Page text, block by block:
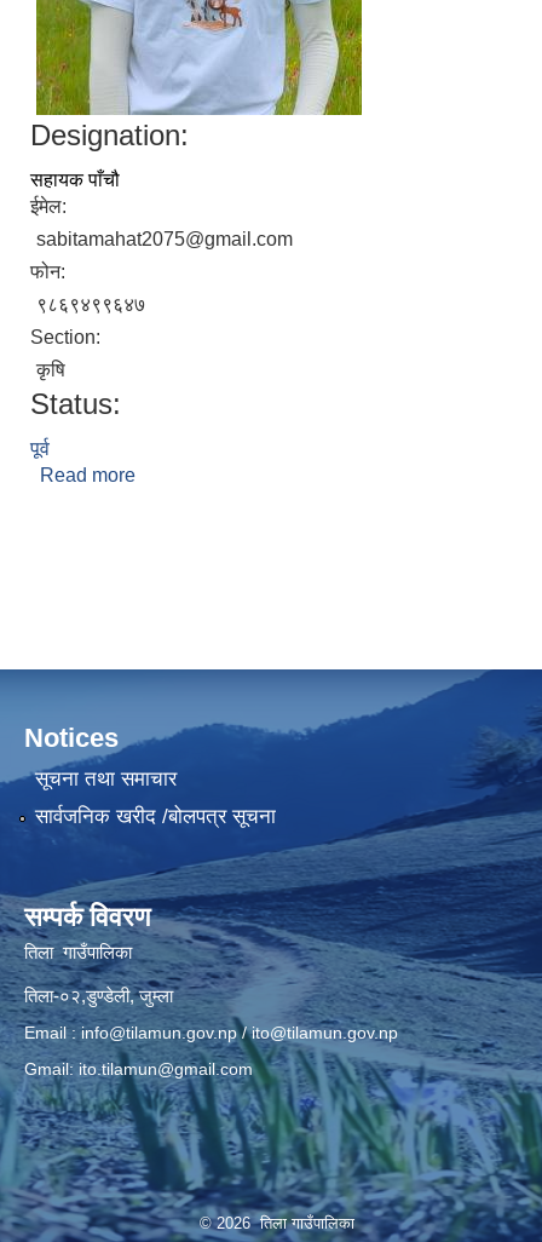
Designation:
सहायक पाँचौ
ईमेल:
sabitamahat2075@gmail.com
फोन:
९८६९४९९६४७
Section:
कृषि
Status:
पूर्व
Read more
Notices
सूचना तथा समाचार
सार्वजनिक खरीद /बोलपत्र सूचना
सम्पर्क विवरण
तिला गाउँपालिका
तिला-०२,डुण्डेली, जुम्ला
Email : info@tilamun.gov.np/ito@tilamun.gov.np
Gmail: ito.tilamun@gmail.com
© 2026 तिला गाउँपालिका